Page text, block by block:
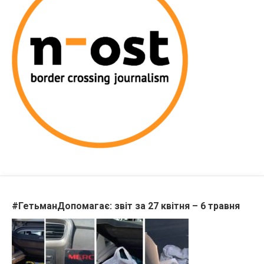
#ГетьманДопомагає: звіт за 27 квітня – 6 травня